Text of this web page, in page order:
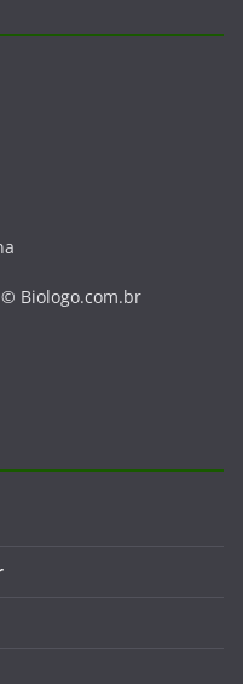
Biologo.com.br